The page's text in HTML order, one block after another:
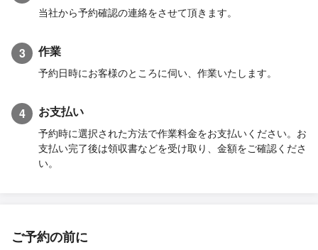
当社から予約確認の連絡をさせて頂きます。
3 作業
予約日時にお客様のところに伺い、作業いたします。
4 お支払い
予約時に選択された方法で作業料金をお支払いください。お
支払い完了後は領収書などを受け取り、金額をご確認くださ
い。
ご予約の前に